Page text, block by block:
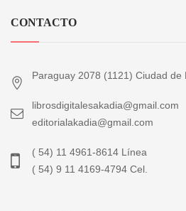
CONTACTO
Paraguay 2078 (1121) Ciudad de
librosdigitalesakadia@gmail.com
editorialakadia@gmail.com
( 54) 11 4961-8614 Línea
( 54) 9 11 4169-4794 Cel.